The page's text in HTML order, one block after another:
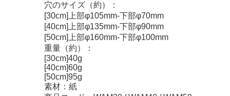
穴のサイズ（約）：
[30cm]上部φ105mm-下部φ70mm
[40cm]上部φ135mm-下部φ90mm
[50cm]上部φ160mm-下部φ100mm
重量（約）：
[30cm]40g
[40cm]60g
[50cm]95g
素材：紙